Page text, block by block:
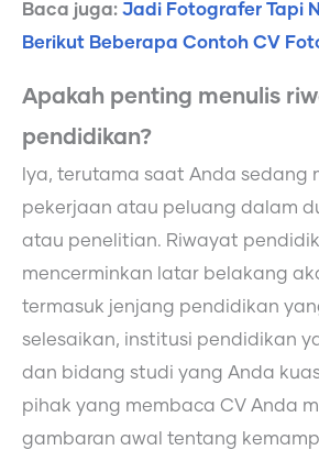
Baca juga: Jadi Fotografer Tapi
Berikut Beberapa Contoh CV
Apakah penting menulis
pendidikan?
Iya, terutama saat Anda sedang
pekerjaan atau peluang dalam
atau penelitian. Riwayat
mencerminkan latar belakang
termasuk jenjang pendidikan
selesaikan, institusi pendidikan
dan bidang studi yang Anda
pihak yang membaca CV Anda
gambaran awal tentang